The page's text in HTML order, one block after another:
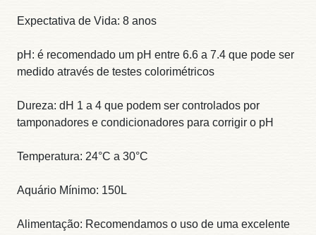
Expectativa de Vida: 8 anos
pH: é recomendado um pH entre 6.6 a 7.4 que pode ser
medido através de testes colorimétricos
Dureza: dH 1 a 4 que podem ser controlados por
tamponadores e condicionadores para corrigir o pH
Temperatura: 24°C a 30°C
Aquário Mínimo: 150L
Alimentação: Recomendamos o uso de uma excelente